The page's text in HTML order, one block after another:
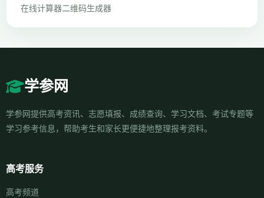
在线计算器二维码生成器
学参网
学参网提供高考资讯、志愿填报、成绩查询、学习文档、考试专题等
学习参考信息，帮助考生和家长更便捷地整理报考资料。
高考服务
高考频道